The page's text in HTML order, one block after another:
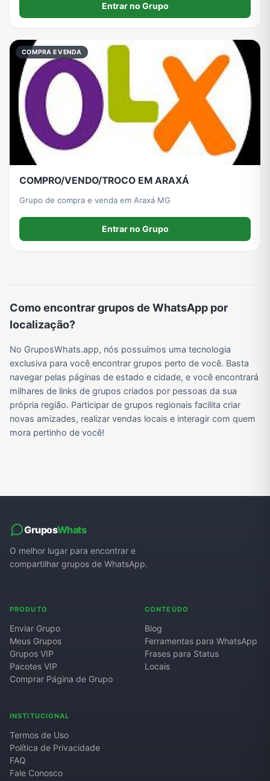
Entrar no Grupo
COMPRA E VENDA
COMPRO/VENDO/TROCO EM ARAXÁ
Grupo de compra e venda em Araxá MG
Entrar no Grupo
Como encontrar grupos de WhatsApp por
localização?
No GruposWhats.app, nós possuímos uma tecnologia
exclusiva para você encontrar grupos perto de você. Basta
navegar pelas páginas de estado e cidade, e você encontrará
milhares de links de grupos criados por pessoas da sua
própria região. Participar de grupos regionais facilita criar
novas amizades, realizar vendas locais e interagir com quem
mora pertinho de você!
GruposWhats
O melhor lugar para encontrar e
compartilhar grupos de WhatsApp.
PRODUTO
Enviar Grupo
Meus Grupos
Grupos VIP
Pacotes VIP
Comprar Página de Grupo
CONTEÚDO
Blog
Ferramentas para WhatsApp
Frases para Status
Locais
INSTITUCIONAL
Termos de Uso
Política de Privacidade
FAQ
Fale Conosco